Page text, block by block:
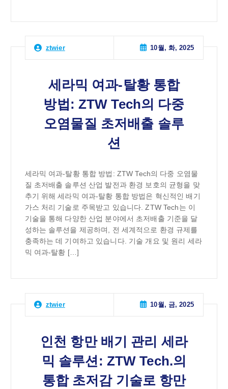
ztwier 10월, 화, 2025
세라믹 여과-탈황 통합
방법: ZTW Tech의 다중
오염물질 초저배출 솔루
션
세라믹 여과-탈황 통합 방법: ZTW Tech의 다중 오염물
질 초저배출 솔루션 산업 발전과 환경 보호의 균형을 맞
추기 위해 세라믹 여과-탈황 통합 방법은 혁신적인 배기
가스 처리 기술로 주목받고 있습니다. ZTW Tech는 이
기술을 통해 다양한 산업 분야에서 초저배출 기준을 달
성하는 솔루션을 제공하며, 전 세계적으로 환경 규제를
충족하는 데 기여하고 있습니다. 기술 개요 및 원리 세라
믹 여과-탈황 […]
ztwier 10월, 금, 2025
인천 항만 배기 관리 세라
믹 솔루션: ZTW Tech.의
통합 초저감 기술로 항만